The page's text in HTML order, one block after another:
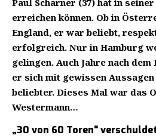
Paul Scharner (37) hat in
erreichen können. Ob in
England, er war beliebt,
erfolgreich. Nur in Hamburg
gelingen. Auch Jahre nach
er sich mit gewissen
beliebter. Dieses Mal war das
Westermann…
„30 von 60 Toren“